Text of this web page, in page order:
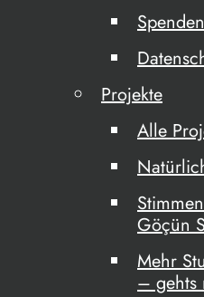
Spenden
Projekte
Alle
Göçün
Mehr
– gehts